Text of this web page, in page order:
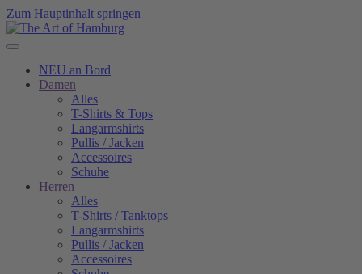
Zum Hauptinhalt springen
NEU an Bord
Damen
Alles
T-Shirts & Tops
Langarmshirts
Pullis / Jacken
Accessoires
Schuhe
Herren
Alles
T-Shirts / Tanktops
Langarmshirts
Pullis / Jacken
Accessoires